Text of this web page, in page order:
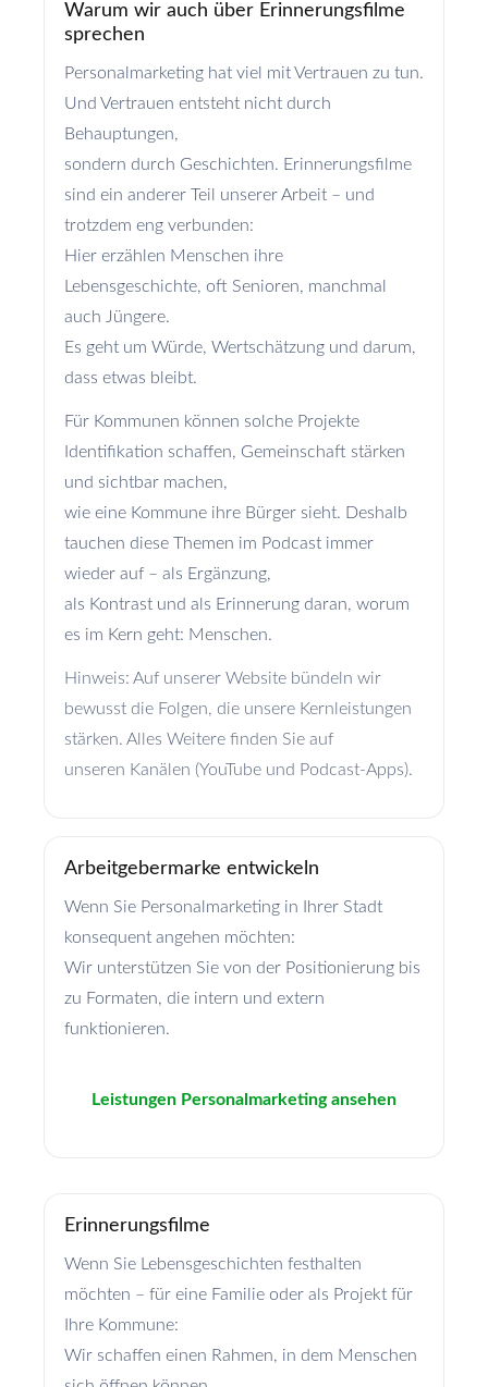
Warum wir auch über Erinnerungsfilme
sprechen
Personalmarketing hat viel mit Vertrauen zu tun.
Und Vertrauen entsteht nicht durch
Behauptungen,
sondern durch Geschichten. Erinnerungsfilme
sind ein anderer Teil unserer Arbeit – und
trotzdem eng verbunden:
Hier erzählen Menschen ihre
Lebensgeschichte, oft Senioren, manchmal
auch Jüngere.
Es geht um Würde, Wertschätzung und darum,
dass etwas bleibt.
Für Kommunen können solche Projekte
Identifikation schaffen, Gemeinschaft stärken
und sichtbar machen,
wie eine Kommune ihre Bürger sieht. Deshalb
tauchen diese Themen im Podcast immer
wieder auf – als Ergänzung,
als Kontrast und als Erinnerung daran, worum
es im Kern geht: Menschen.
Hinweis: Auf unserer Website bündeln wir
bewusst die Folgen, die unsere Kernleistungen
stärken. Alles Weitere finden Sie auf
unseren Kanälen (YouTube und Podcast-Apps).
Arbeitgebermarke entwickeln
Wenn Sie Personalmarketing in Ihrer Stadt
konsequent angehen möchten:
Wir unterstützen Sie von der Positionierung bis
zu Formaten, die intern und extern
funktionieren.
Leistungen Personalmarketing ansehen
Erinnerungsfilme
Wenn Sie Lebensgeschichten festhalten
möchten – für eine Familie oder als Projekt für
Ihre Kommune:
Wir schaffen einen Rahmen, in dem Menschen